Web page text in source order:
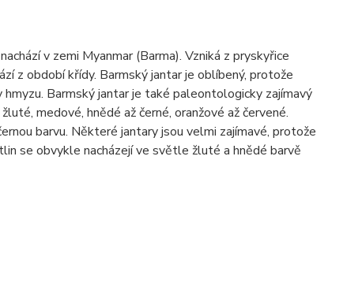
v zemi Myanmar (Barma). Vzniká z pryskyřice
z období křídy. Barmský jantar je oblíbený, protože
hmyzu. Barmský jantar je také paleontologicky zajímavý
medové, hnědé až černé, oranžové až červené.
barvu. Některé jantary jsou velmi zajímavé, protože
se obvykle nacházejí ve světle žluté a hnědé barvě